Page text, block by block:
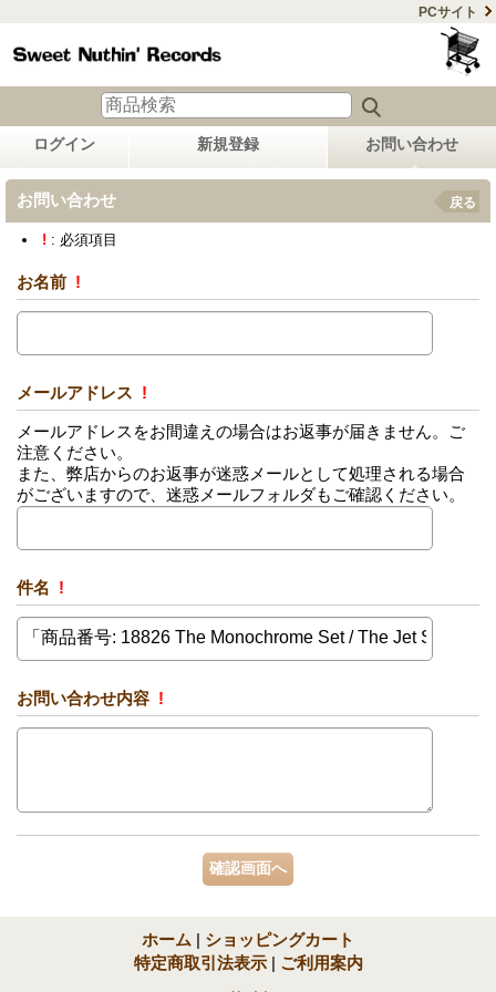
PCサイト
ログイン 新規登録 お問い合わせ
お問い合わせ 戻る
! : 必須項目
お名前 !
メールアドレス !
メールアドレスをお間違えの場合はお返事が届きません。ご
注意ください。
また、弊店からのお返事が迷惑メールとして処理される場合
がございますので、迷惑メールフォルダもご確認ください。
件名 !
お問い合わせ内容 !
ホーム | ショッピングカート
特定商取引法表示 | ご利用案内